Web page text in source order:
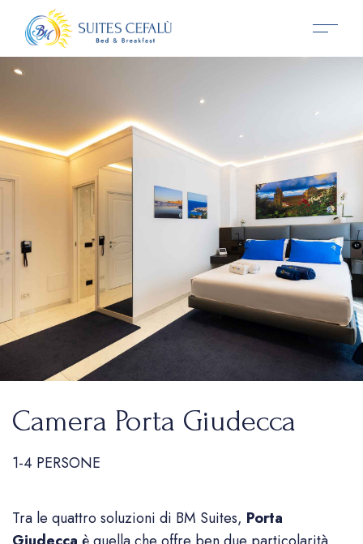
Camera Porta Giudecca
1-4 PERSONE
Tra le quattro soluzioni di BM Suites, Porta